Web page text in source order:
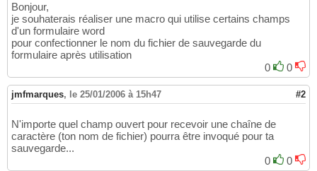
Bonjour,
je souhaterais réaliser une macro qui utilise certains champs
d'un formulaire word
pour confectionner le nom du fichier de sauvegarde du
formulaire après utilisation
0
0
jmfmarques, le 25/01/2006 à 15h47 #2
N'importe quel champ ouvert pour recevoir une chaîne de
caractère (ton nom de fichier) pourra être invoqué pour ta
sauvegarde...
0
0